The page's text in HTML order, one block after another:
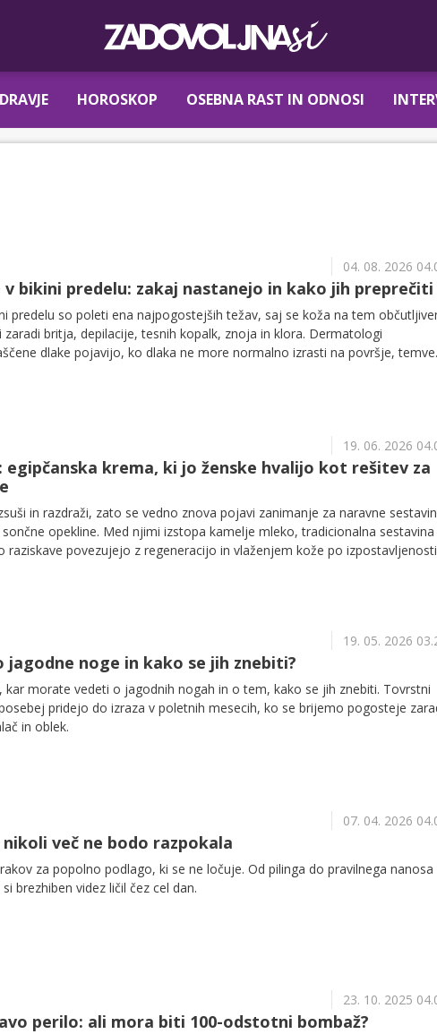
HOROSKOP OSEBNA RAST IN ODNOSI
04. 08. 2026
v bikini predelu: zakaj nastanejo in kako jih preprečiti
predelu so poleti ena najpogostejših težav, saj se koža na tem
zaradi britja, depilacije, tesnih kopalk, znoja in klora. Dermatologi
dlake pojavijo, ko dlaka ne more normalno izrasti na površje,
19. 06. 2026
egipčanska krema, ki jo ženske hvalijo kot rešitev za
in razdraži, zato se vedno znova pojavi zanimanje za naravne
opekline. Med njimi izstopa kamelje mleko, tradicionalna sestavina
raziskave povezujejo z regeneracijo in vlaženjem kože po izpostavljenosti
19. 05. 2026
jagodne noge in kako se jih znebiti?
kar morate vedeti o jagodnih nogah in o tem, kako se jih znebiti. Tovrstni
pridejo do izraza v poletnih mesecih, ko se brijemo pogosteje
in oblek.
07. 04. 2026
več ne bodo razpokala
za popolno podlago, ki se ne ločuje. Od pilinga do pravilnega nanosa
brezhiben videz ličil čez cel dan.
23. 10. 2025
perilo: ali mora biti 100-odstotni bombaž?